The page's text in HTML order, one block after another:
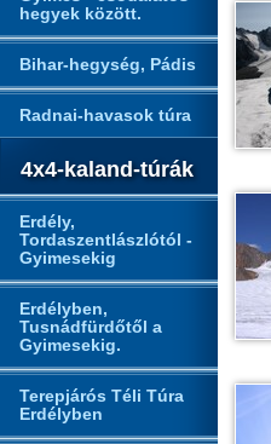
hegyek között.
Bihar-hegység, Pádis
Radnai-havasok túra
4x4-kaland-túrák
Erdély,
Tordaszentlászlótól -
Gyimesekig
Erdélyben,
Tusnádfürdőtől a
Gyimesekig.
Terepjárós Téli Túra
Erdélyben